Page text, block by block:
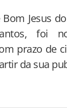
Jesus
foi
prazo de
da sua